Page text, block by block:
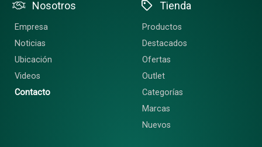
Nosotros
Empresa
Noticias
Ubicación
Videos
Contacto
Tienda
Productos
Destacados
Ofertas
Outlet
Categorías
Marcas
Nuevos